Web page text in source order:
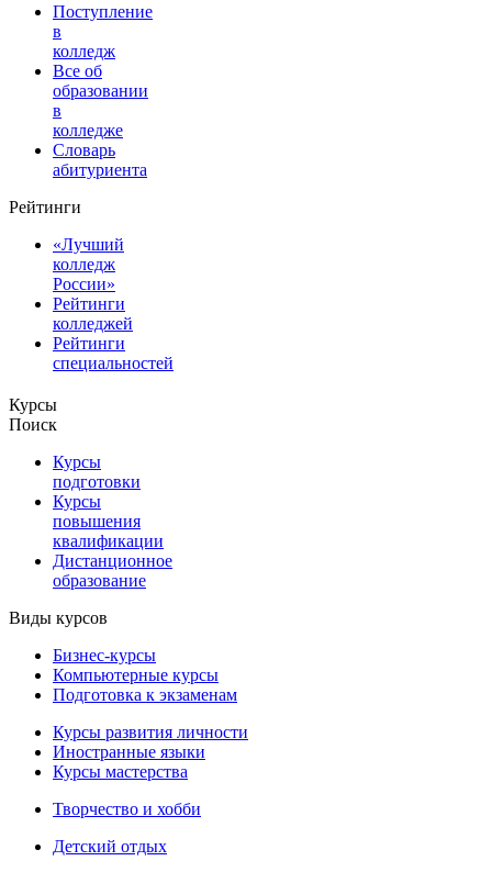
Поступление
в
колледж
Все об
образовании
в
колледже
Словарь
абитуриента
Рейтинги
«Лучший
колледж
России»
Рейтинги
колледжей
Рейтинги
специальностей
Курсы
Поиск
Курсы
подготовки
Курсы
повышения
квалификации
Дистанционное
образование
Виды курсов
Бизнес-курсы
Компьютерные курсы
Подготовка к экзаменам
Курсы развития личности
Иностранные языки
Курсы мастерства
Творчество и хобби
Детский отдых